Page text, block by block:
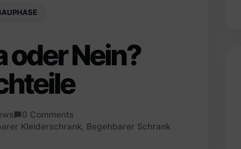
oder Nein?
0 Comments
Kleiderschrank, Begehbarer Schrank